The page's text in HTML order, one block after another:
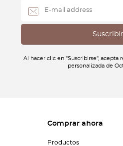
Al hacer clic en "Suscribirse", acepta
personalizada de
Comprar ahora
Productos